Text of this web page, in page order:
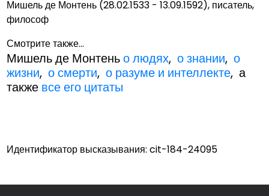
Мишель де Монтень (28.02.1533 - 13.09.1592), писатель,
философ
Смотрите также...
Мишель де Монтеньо людях,о знании,о
жизни,о смерти,о разуме и интеллекте, а
также все его цитаты
Идентификатор высказывания: cit-184-24095